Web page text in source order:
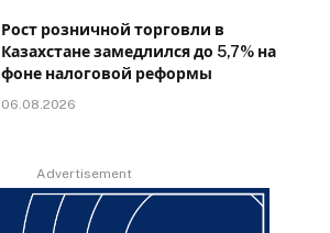
Рост розничной торговли в
Казахстане замедлился до 5,7% на
фоне налоговой реформы
06.08.2026
Advertisement